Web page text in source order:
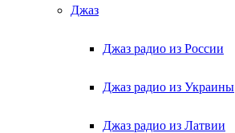
Джаз
Джаз радио из России
Джаз радио из Украины
Джаз радио из Латвии